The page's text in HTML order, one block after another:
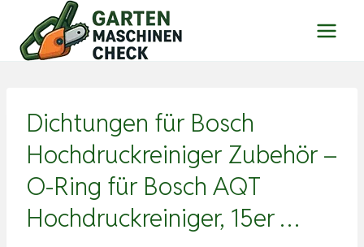
Inhalt
springen
Dichtungen für Bosch
Hochdruckreiniger Zubehör –
O-Ring für Bosch AQT
Hochdruckreiniger, 15er …